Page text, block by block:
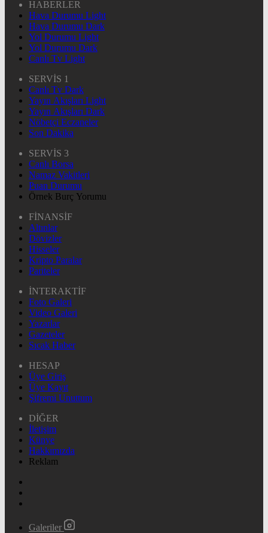
HABERLER
Hava Durumu Light
Hava Durumu Dark
Yol Durumu Light
Yol Durumu Dark
Canlı Tv Light
SERVİS 1
Canlı Tv Dark
Yayın Akışları Light
Yayın Akışları Dark
Nöbetçi Eczaneler
Son Dakika
SERVİS 3
Canlı Borsa
Namaz Vakitleri
Puan Durumu
Örnek Burç Yorumu
FİNANSİF
Altınlar
Dövizler
Hisseler
Kripto Paralar
Pariteler
İNTERAKTİF
Foto Galeri
Video Galeri
Yazarlar
Gazeteler
Sıcak Haber
HESAP
Üye Giriş
Üye Kayıt
Şifremi Unuttum
DİĞER
İletişim
Künye
Hakkımızda
Reklam
Galeriler